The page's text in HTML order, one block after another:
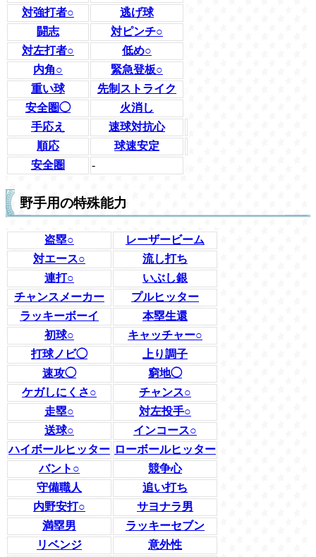
対強打者○
逃げ球
闘志
対ピンチ○
対左打者○
低め○
内角○
緊急登板○
重い球
先制ストライク
安全圏◯
火消し
手応え
速球対抗心
順応
球速安定
安全圏
-
野手用の特殊能力
盗塁○
レーザービーム
対エース○
流し打ち
連打○
いぶし銀
チャンスメーカー
プルヒッター
ラッキーボーイ
本塁生還
初球○
キャッチャー○
打球ノビ◯
上り調子
速攻◯
窮地◯
ケガしにくさ○
チャンス○
走塁○
対左投手○
送球○
インコース○
ハイボールヒッター ローボールヒッター
バント○
競争心
守備職人
追い打ち
内野安打○
サヨナラ男
満塁男
ラッキーセブン
リベンジ
意外性